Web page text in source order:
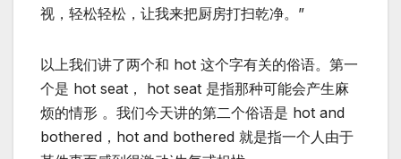
视，轻松轻松，让我来把厨房打扫乾净。”
以上我们讲了两个和 hot 这个字有关的俗语。第一
个是 hot seat， hot seat 是指那种可能会产生麻
烦的情形 。我们今天讲的第二个俗语是 hot and
bothered，hot and bothered 就是指一个人由于